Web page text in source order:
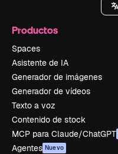
Productos
Spaces
Asistente de IA
Generador de imágenes
Generador de vídeos
Texto a voz
Contenido de stock
MCP para Claude/ChatGPT
Agentes Nuevo